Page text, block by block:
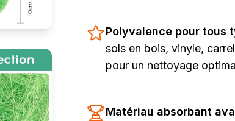
Polyvalence pour tous
sols en bois, vinyle,
pour un nettoyage
Matériau absorbant